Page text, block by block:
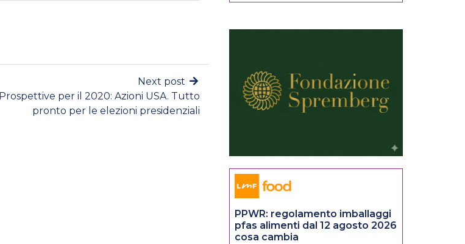
Next post
Prospettive per il 2020: Azioni USA. Tutto
pronto per le elezioni presidenziali
PPWR: regolamento imballaggi
pfas alimenti dal 12 agosto 2026
cosa cambia